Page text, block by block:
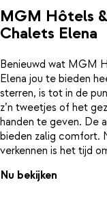
MGM Hôtels
Chalets Elena
Benieuwd wat MGM
Elena jou te bieden
sterren, is tot in de
z’n tweetjes of het
handen te geven. De
bieden zalig comfort.
verkennen is het tijd
verwarmde
sauna. Ook voor de
vriendjes maken en
Nu bekijken